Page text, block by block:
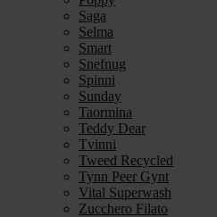
Saga
Selma
Smart
Snefnug
Spinni
Sunday
Taormina
Teddy Dear
Tvinni
Tweed Recycled
Tynn Peer Gynt
Vital Superwash
Zucchero Filato